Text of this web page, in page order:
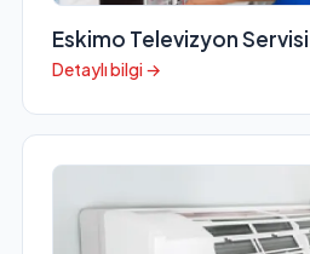
Eskimo Televizyon Servisi
Detaylı bilgi →